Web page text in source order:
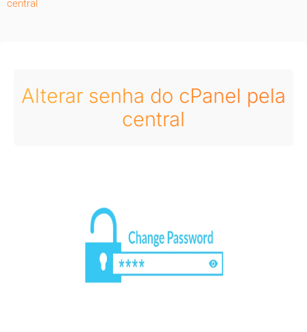
central
Alterar senha do cPanel pela
central